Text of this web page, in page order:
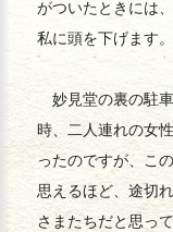
がついたときには
私に頭を下げます。
妙見堂の裏の駐
時、二人連れの女
ったのですが、こ
思えるほど、途切
さまたちだと思っ